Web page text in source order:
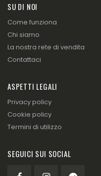
SU DI NOI
Come funziona
Chi siamo
La nostra rete di vendita
Contattaci
ASPETTI LEGALI
Privacy policy
Cookie policy
Termini di utilizzo
SEGUICI SUI SOCIAL